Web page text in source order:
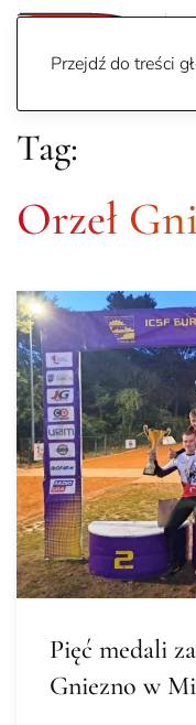
Przejdź do treści
Tag:
Orzeł
Pięć medali
Gniezno w